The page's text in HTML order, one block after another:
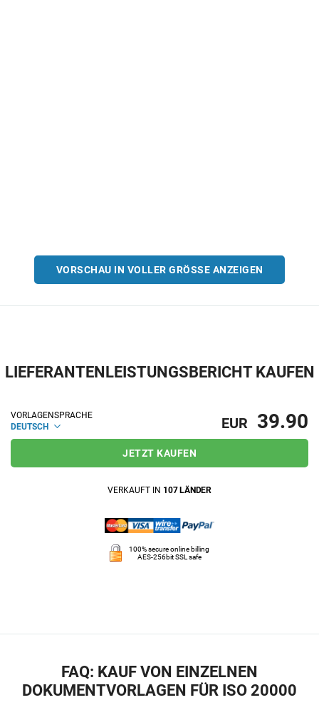
VORSCHAU IN VOLLER GRÖSSE ANZEIGEN
LIEFERANTENLEISTUNGSBERICHT KAUFEN
VORLAGENSPRACHE
DEUTSCH
EUR 39.90
JETZT KAUFEN
VERKAUFT IN 107 LÄNDER
100% secure online billing
AES-256bit SSL safe
FAQ: KAUF VON EINZELNEN
DOKUMENTVORLAGEN FÜR ISO 20000